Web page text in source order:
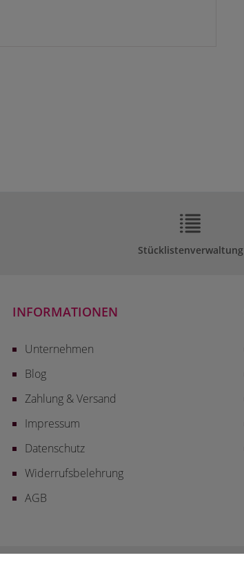
Stücklistenverwaltung
INFORMATIONEN
Unternehmen
Blog
Zahlung & Versand
Impressum
Datenschutz
Widerrufsbelehrung
AGB